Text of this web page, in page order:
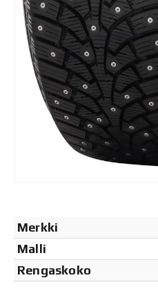
Merkki
Malli
Rengaskoko